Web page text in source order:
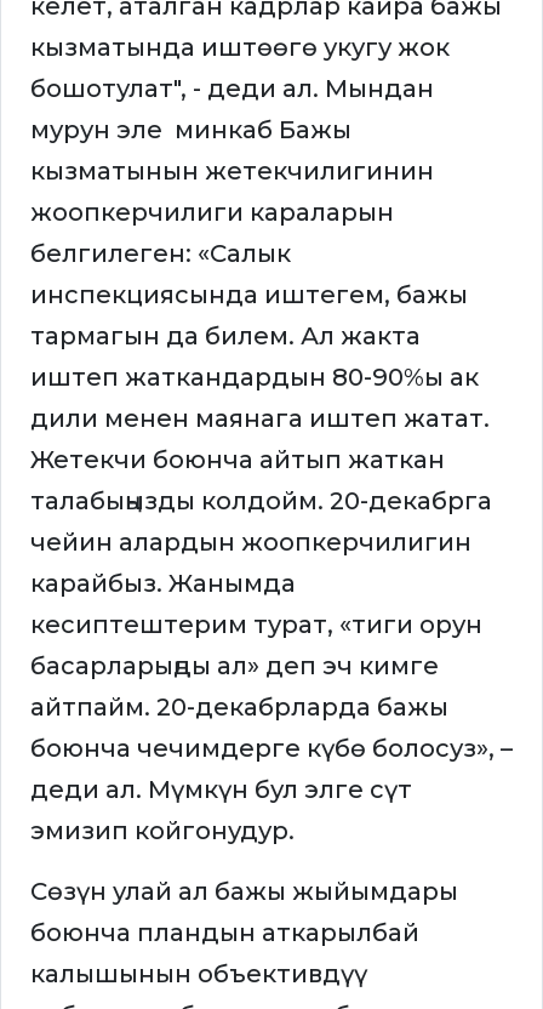
келет, аталган кадрлар кайра бажы
кызматында иштөөгө укугу жок
бошотулат", - деди ал. Мындан
мурун эле минкаб Бажы
кызматынын жетекчилигинин
жоопкерчилиги караларын
белгилеген: «Салык
инспекциясында иштегем, бажы
тармагын да билем. Ал жакта
иштеп жаткандардын 80-90%ы ак
дили менен маянага иштеп жатат.
Жетекчи боюнча айтып жаткан
талабыңызды колдойм. 20-декабрга
чейин алардын жоопкерчилигин
карайбыз. Жанымда
кесиптештерим турат, «тиги орун
басарларыңды ал» деп эч кимге
айтпайм. 20-декабрларда бажы
боюнча чечимдерге күбө болосуз», –
деди ал. Мүмкүн бул элге сүт
эмизип койгонудур.
Сөзүн улай ал бажы жыйымдары
боюнча пландын аткарылбай
калышынын объективдүү